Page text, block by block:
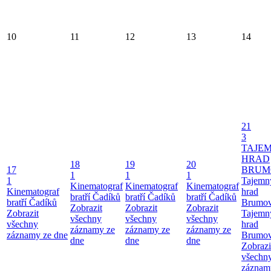
10 11 12 13 14
17
1
Kinematograf
bratří Čadíků
Zobrazit
všechny
záznamy ze dne
18
1
Kinematograf
bratří Čadíků
Zobrazit
všechny
záznamy ze
dne
19
1
Kinematograf
bratří Čadíků
Zobrazit
všechny
záznamy ze
dne
20
1
Kinematograf
bratří Čadíků
Zobrazit
všechny
záznamy ze
dne
21
3
HRAD
hrad
hrad